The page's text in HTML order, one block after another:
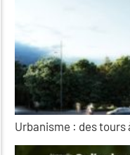
Urbanisme : des tours